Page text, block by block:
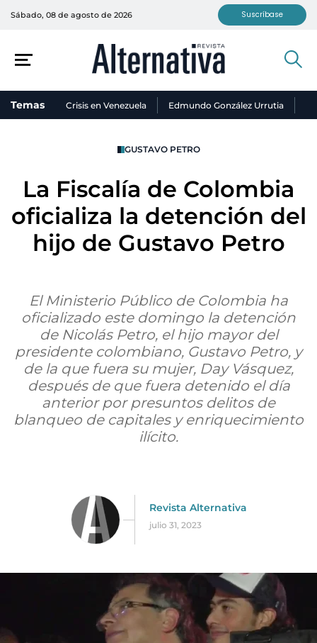
Sábado, 08 de agosto de 2026 Suscríbase
Temas Crisis en Venezuela Edmundo González Urrutia
GUSTAVO PETRO
La Fiscalía de Colombia
oficializa la detención del
hijo de Gustavo Petro
El Ministerio Público de Colombia ha
oficializado este domingo la detención
de Nicolás Petro, el hijo mayor del
presidente colombiano, Gustavo Petro, y
de la que fuera su mujer, Day Vásquez,
después de que fuera detenido el día
anterior por presuntos delitos de
blanqueo de capitales y enriquecimiento
ilícito.
Revista Alternativa
julio 31, 2023